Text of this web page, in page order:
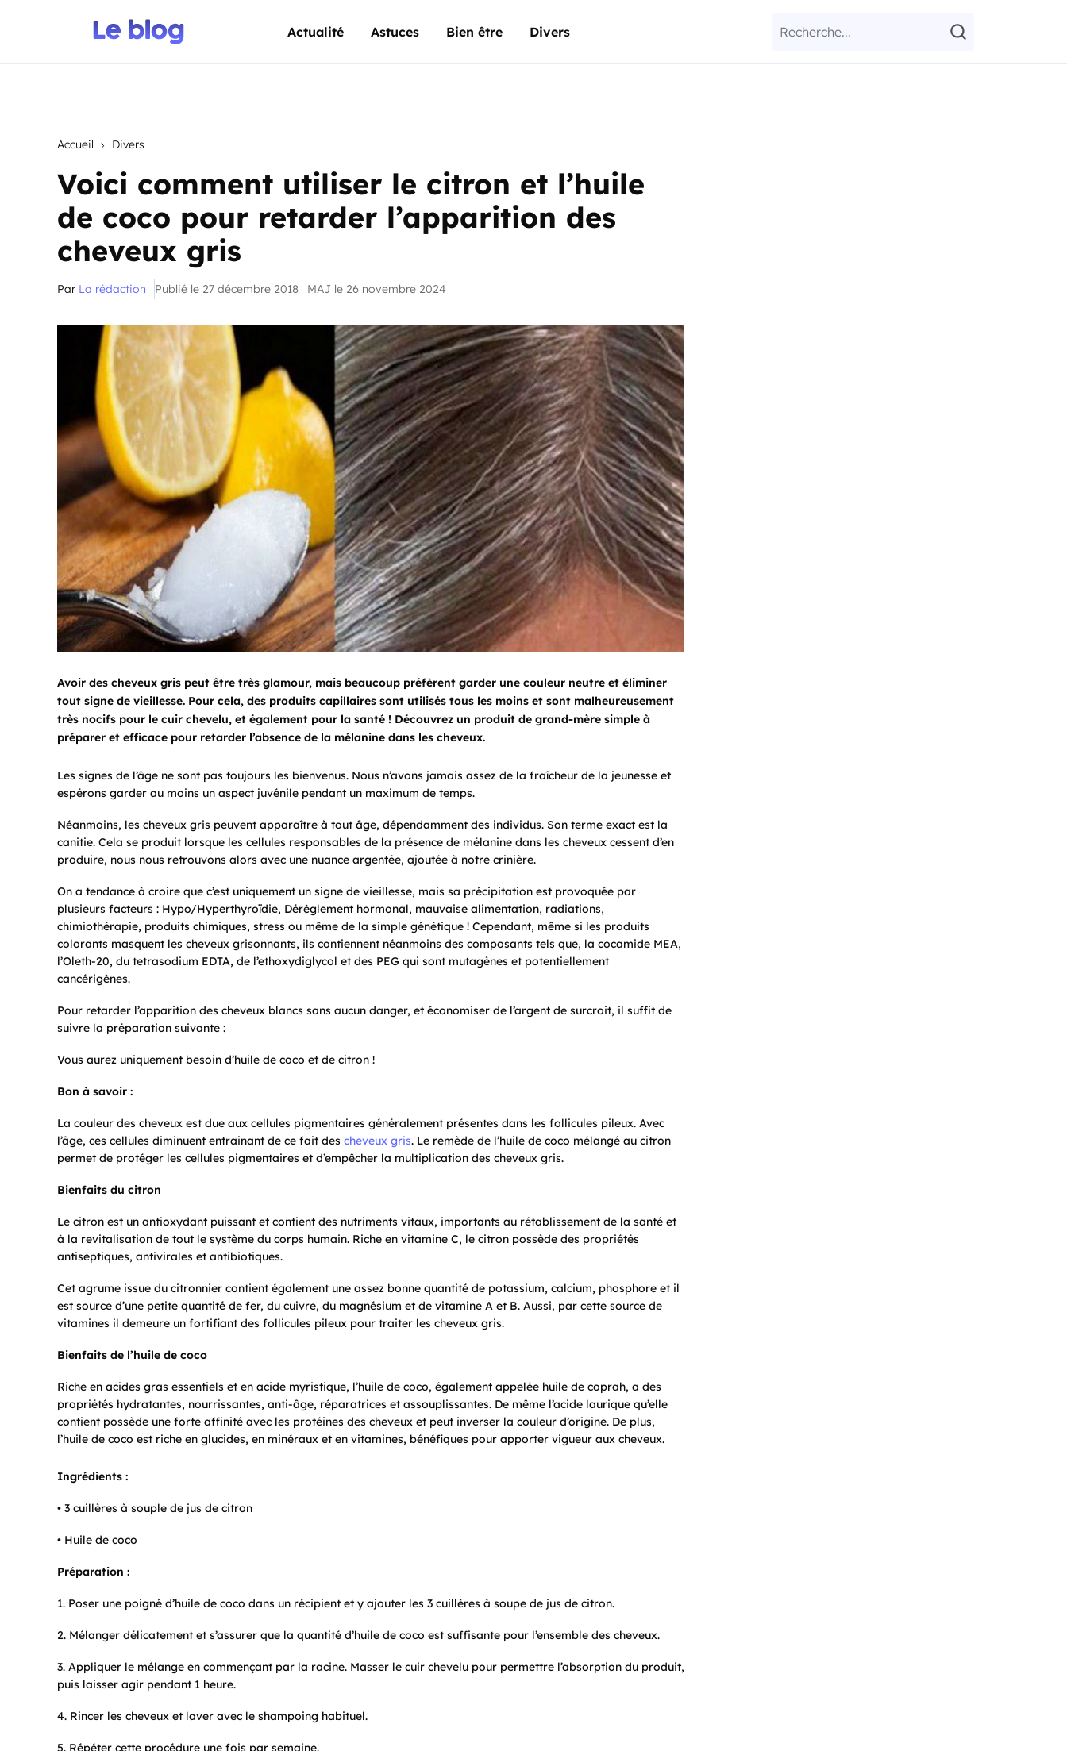
Actualité Astuces Bien être Divers
Accueil Divers
Voici comment utiliser le citron et l’huile
de coco pour retarder l’apparition des
cheveux gris
Par La rédaction Publié le 27 décembre 2018 MAJ le 26 novembre 2024
Avoir des cheveux gris peut être très glamour, mais beaucoup préfèrent garder une couleur neutre et éliminer
tout signe de vieillesse. Pour cela, des produits capillaires sont utilisés tous les moins et sont malheureusement
très nocifs pour le cuir chevelu, et également pour la santé ! Découvrez un produit de grand-mère simple à
préparer et efficace pour retarder l’absence de la mélanine dans les cheveux.
Les signes de l’âge ne sont pas toujours les bienvenus. Nous n’avons jamais assez de la fraîcheur de la jeunesse et
espérons garder au moins un aspect juvénile pendant un maximum de temps.
Néanmoins, les cheveux gris peuvent apparaître à tout âge, dépendamment des individus. Son terme exact est la
canitie. Cela se produit lorsque les cellules responsables de la présence de mélanine dans les cheveux cessent d’en
produire, nous nous retrouvons alors avec une nuance argentée, ajoutée à notre crinière.
On a tendance à croire que c’est uniquement un signe de vieillesse, mais sa précipitation est provoquée par
plusieurs facteurs : Hypo/Hyperthyroïdie, Dérèglement hormonal, mauvaise alimentation, radiations,
chimiothérapie, produits chimiques, stress ou même de la simple génétique ! Cependant, même si les produits
colorants masquent les cheveux grisonnants, ils contiennent néanmoins des composants tels que, la cocamide MEA,
l’Oleth-20, du tetrasodium EDTA, de l’ethoxydiglycol et des PEG qui sont mutagènes et potentiellement
cancérigènes.
Pour retarder l’apparition des cheveux blancs sans aucun danger, et économiser de l’argent de surcroit, il suffit de
suivre la préparation suivante :
Vous aurez uniquement besoin d’huile de coco et de citron !
Bon à savoir :
La couleur des cheveux est due aux cellules pigmentaires généralement présentes dans les follicules pileux. Avec
l’âge, ces cellules diminuent entrainant de ce fait des cheveux gris. Le remède de l’huile de coco mélangé au citron
permet de protéger les cellules pigmentaires et d’empêcher la multiplication des cheveux gris.
Bienfaits du citron
Le citron est un antioxydant puissant et contient des nutriments vitaux, importants au rétablissement de la santé et
à la revitalisation de tout le système du corps humain. Riche en vitamine C, le citron possède des propriétés
antiseptiques, antivirales et antibiotiques.
Cet agrume issue du citronnier contient également une assez bonne quantité de potassium, calcium, phosphore et il
est source d’une petite quantité de fer, du cuivre, du magnésium et de vitamine A et B. Aussi, par cette source de
vitamines il demeure un fortifiant des follicules pileux pour traiter les cheveux gris.
Bienfaits de l’huile de coco
Riche en acides gras essentiels et en acide myristique, l’huile de coco, également appelée huile de coprah, a des
propriétés hydratantes, nourrissantes, anti-âge, réparatrices et assouplissantes. De même l’acide laurique qu’elle
contient possède une forte affinité avec les protéines des cheveux et peut inverser la couleur d’origine. De plus,
l’huile de coco est riche en glucides, en minéraux et en vitamines, bénéfiques pour apporter vigueur aux cheveux.
Ingrédients :
• 3 cuillères à souple de jus de citron
• Huile de coco
Préparation :
1. Poser une poigné d’huile de coco dans un récipient et y ajouter les 3 cuillères à soupe de jus de citron.
2. Mélanger délicatement et s’assurer que la quantité d’huile de coco est suffisante pour l’ensemble des cheveux.
3. Appliquer le mélange en commençant par la racine. Masser le cuir chevelu pour permettre l’absorption du produit,
puis laisser agir pendant 1 heure.
4. Rincer les cheveux et laver avec le shampoing habituel.